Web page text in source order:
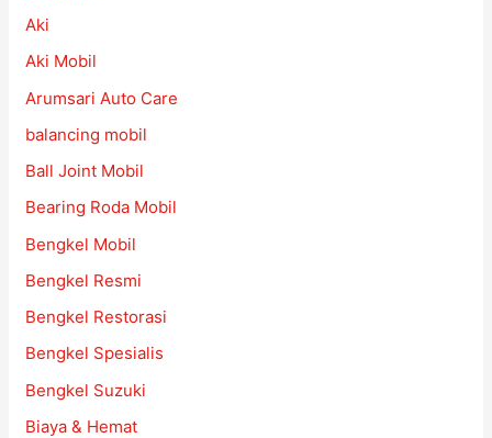
Aki
Aki Mobil
Arumsari Auto Care
balancing mobil
Ball Joint Mobil
Bearing Roda Mobil
Bengkel Mobil
Bengkel Resmi
Bengkel Restorasi
Bengkel Spesialis
Bengkel Suzuki
Biaya & Hemat